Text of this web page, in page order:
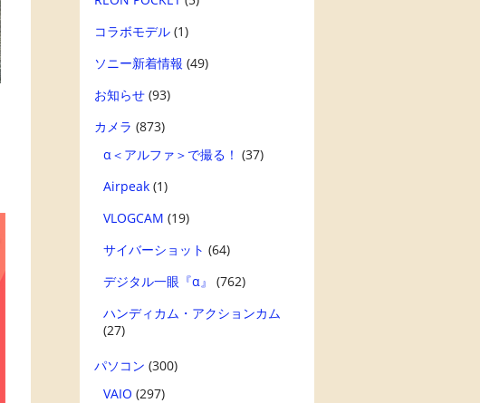
コラボモデル(1)
ソニー新着情報 (49)
お知らせ(93)
カメラ (873)
α＜アルファ＞で撮る！ (37)
Airpeak(1)
VLOGCAM (19)
サイバーショット (64)
デジタル一眼『α』
(762)
ハンディカム・アクションカム
(27)
パソコン (300)
VAIO (297)